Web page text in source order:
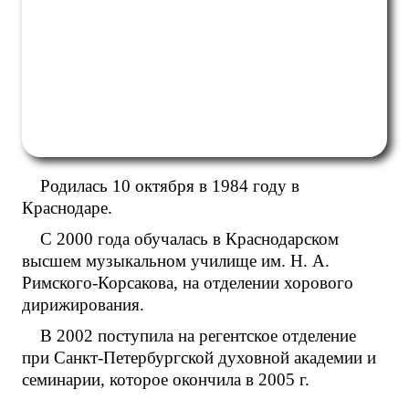
Родилась 10 октября в 1984 году в
Краснодаре.
С 2000 года обучалась в Краснодарском
высшем музыкальном училище им. Н. А.
Римского-Корсакова, на отделении хорового
дирижирования.
В 2002 поступила на регентское отделение
при Санкт-Петербургской духовной академии и
семинарии, которое окончила в 2005 г.